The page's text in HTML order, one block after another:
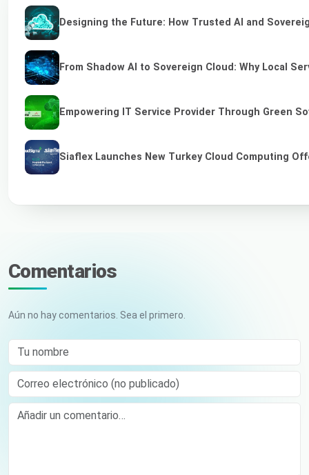
Designing the Future: How Trusted AI and
From Shadow AI to Sovereign Cloud: Why Local
Empowering IT Service Provider Through Green
Siaflex Launches New Turkey Cloud Computing
Comentarios
Aún no hay comentarios. Sea el primero.
Tu nombre
Correo electrónico (no publicado)
Comment